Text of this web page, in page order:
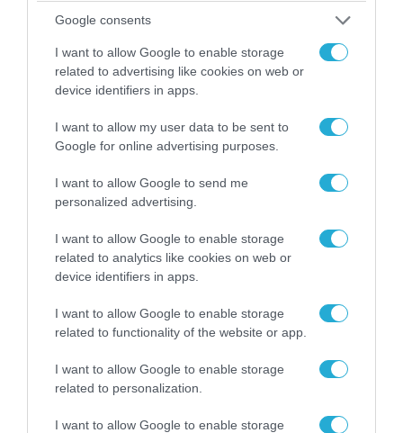
Google consents
I want to allow Google to enable storage
related to advertising like cookies on web or
device identifiers in apps.
I want to allow my user data to be sent to
Google for online advertising purposes.
I want to allow Google to send me
personalized advertising.
I want to allow Google to enable storage
related to analytics like cookies on web or
device identifiers in apps.
I want to allow Google to enable storage
related to functionality of the website or app.
I want to allow Google to enable storage
related to personalization.
I want to allow Google to enable storage
05.08.2026 | 22:02
Το Ομάν συμφώνησε ότι τα Στενά του Ορμούζ
είναι υπό ιρανική κυριαρχία και επιτεύχθηκε
συμφωνία
Η Κίνα επέδειξε για πρώτη φορά την
αεροπορική πυρηνική της τριάδα και
προκάλεσε διεθνές σοκ – Δείτε βίντεο